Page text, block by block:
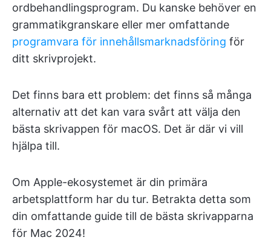
ordbehandlingsprogram. Du kanske behöver en
grammatikgranskare eller mer omfattande
programvara för innehållsmarknadsföring för
ditt skrivprojekt.
Det finns bara ett problem: det finns så många
alternativ att det kan vara svårt att välja den
bästa skrivappen för macOS. Det är där vi vill
hjälpa till.
Om Apple-ekosystemet är din primära
arbetsplattform har du tur. Betrakta detta som
din omfattande guide till de bästa skrivapparna
för Mac 2024!